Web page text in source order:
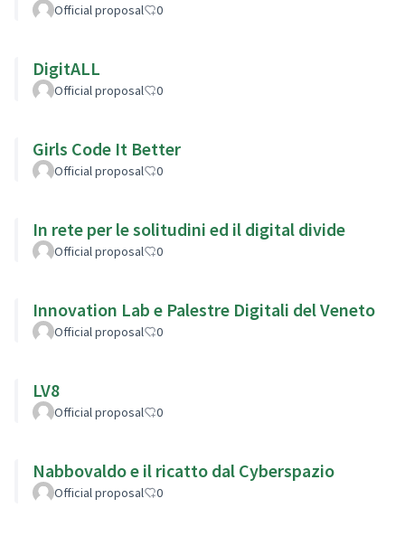
Official proposal 0
DigitALL
Official proposal 0
Girls Code It Better
Official proposal 0
In rete per le solitudini ed il digital divide
Official proposal 0
Innovation Lab e Palestre Digitali del Veneto
Official proposal 0
LV8
Official proposal 0
Nabbovaldo e il ricatto dal Cyberspazio
Official proposal 0